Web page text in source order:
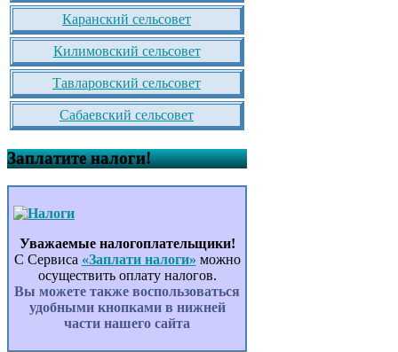
Каранский сельсовет
Килимовский сельсовет
Тавларовский сельсовет
Сабаевский сельсовет
Заплатите налоги!
Уважаемые налогоплательщики!
С Сервиса «Заплати налоги» можно
осуществить оплату налогов.
Вы можете также воспользоваться
удобными кнопками в нижней
части нашего сайта